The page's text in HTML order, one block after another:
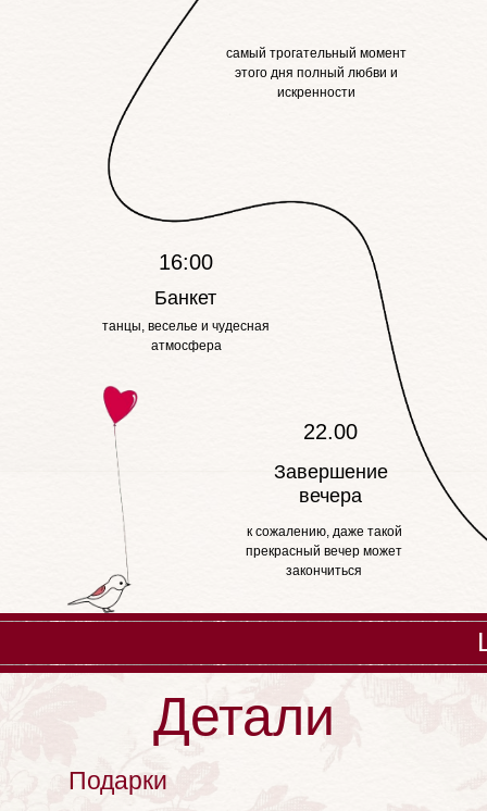
самый трогательный момент
этого дня полный любви и
искренности
танцы, веселье и чудесная
атмосфера
к сожалению, даже такой
прекрасный вечер может
закончиться
Банкет
Завершение
вечера
16:00
22.00
Подарки
Детали